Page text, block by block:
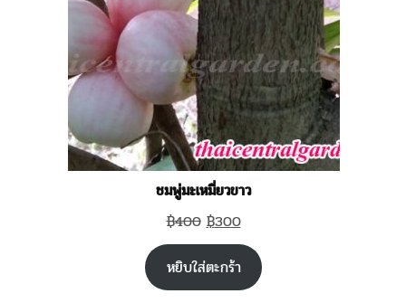
ชมพู่มะเหมี่ยวขาว
฿400 Original
price
was:
฿400.
฿300Current
price
is:
฿300.
หยิบใส่ตะกร้า